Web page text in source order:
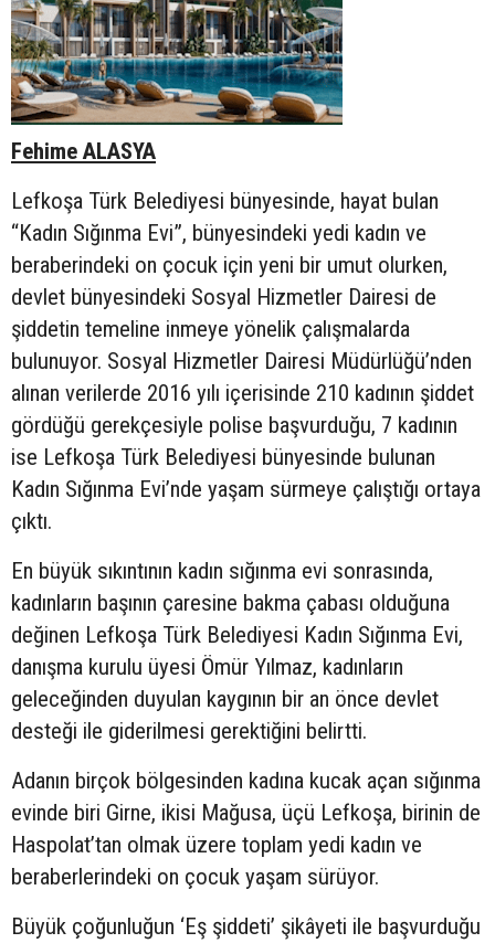
Fehime ALASYA
Lefkoşa Türk Belediyesi bünyesinde, hayat bulan
“Kadın Sığınma Evi”, bünyesindeki yedi kadın ve
beraberindeki on çocuk için yeni bir umut olurken,
devlet bünyesindeki Sosyal Hizmetler Dairesi de
şiddetin temeline inmeye yönelik çalışmalarda
bulunuyor. Sosyal Hizmetler Dairesi Müdürlüğü’nden
alınan verilerde 2016 yılı içerisinde 210 kadının şiddet
gördüğü gerekçesiyle polise başvurduğu, 7 kadının
ise Lefkoşa Türk Belediyesi bünyesinde bulunan
Kadın Sığınma Evi’nde yaşam sürmeye çalıştığı ortaya
çıktı.
En büyük sıkıntının kadın sığınma evi sonrasında,
kadınların başının çaresine bakma çabası olduğuna
değinen Lefkoşa Türk Belediyesi Kadın Sığınma Evi,
danışma kurulu üyesi Ömür Yılmaz, kadınların
geleceğinden duyulan kaygının bir an önce devlet
desteği ile giderilmesi gerektiğini belirtti.
Adanın birçok bölgesinden kadına kucak açan sığınma
evinde biri Girne, ikisi Mağusa, üçü Lefkoşa, birinin de
Haspolat’tan olmak üzere toplam yedi kadın ve
beraberlerindeki on çocuk yaşam sürüyor.
Büyük çoğunluğun ‘Eş şiddeti’ şikâyeti ile başvurduğu